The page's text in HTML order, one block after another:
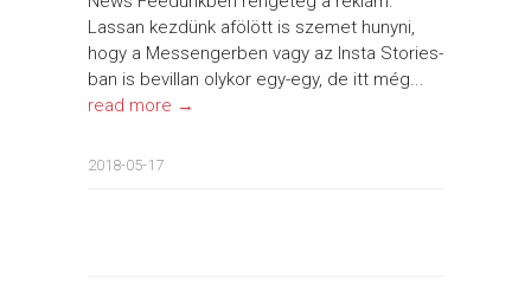
Lassan kezdünk afölött is szemet hunyni,
hogy a Messengerben vagy az Insta Stories-
ban is bevillan olykor egy-egy, de itt még...
read more →
2018-05-17